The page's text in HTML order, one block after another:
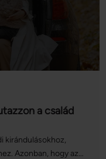
a család
kirándulásokhoz,
Azonban, hogy az